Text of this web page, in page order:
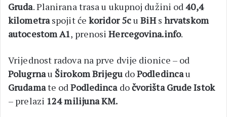
Gruda. Planirana trasa u ukupnoj dužini od40,4
kilometraspojit će koridor 5cuBiHs hrvatskom
autocestom A1, prenosiHercegovina.info.
Vrijednost radova na prve dvije dionice – od
Polugrnau Širokom Brijegu doPodledincau
Grudamate odPodledinca dočvorišta Grude Istok
– prelazi 124 milijuna KM.